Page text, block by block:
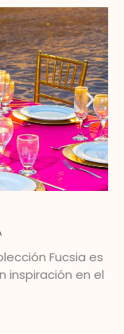
Fucsia es
inspiración en el